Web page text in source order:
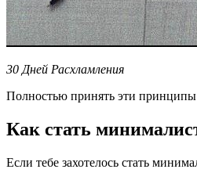
30 Дней Расхламления
Полностью принять эти принципы
Как стать
Если тебе захотелось стать